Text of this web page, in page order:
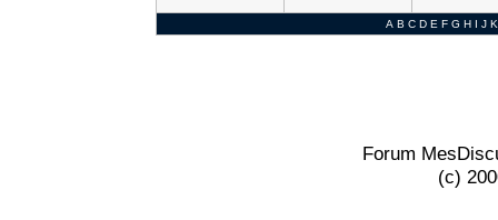
A B C D E F G H I J K
Forum
(c)